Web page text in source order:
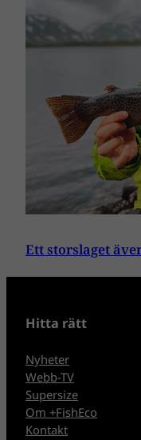
Ett storslaget
Hitta rätt
Nyheter
Webb-TV
Supersize
Om +FishEco
Kontakt